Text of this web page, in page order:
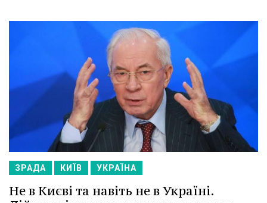
ЗРАДА КИЇВ УКРАЇНА
Не в Києві та навіть не в Україні.